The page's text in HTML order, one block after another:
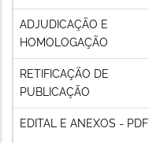
ADJUDICAÇÃO E
HOMOLOGAÇÃO
RETIFICAÇÃO DE
PUBLICAÇÃO
EDITAL E ANEXOS - PDF